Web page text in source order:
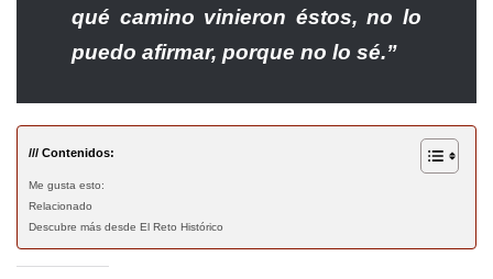
qué camino vinieron éstos, no lo
puedo afirmar, porque no lo sé.”
/// Contenidos:
Me gusta esto:
Relacionado
Descubre más desde El Reto Histórico